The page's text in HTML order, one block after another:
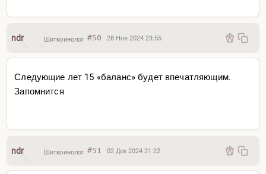
ndr Шиткоинолог #50 28 Ноя 2024 23:55
Следующие лет 15 «баланс» будет впечатляющим.
Запомнится
ndr Шиткоинолог #51 02 Дек 2024 21:22